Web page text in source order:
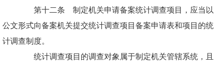
第十二条 制定机关申请备案统计调查项目，应当以
公文形式向备案机关提交统计调查项目备案申请表和项目的统
计调查制度。
统计调查项目的调查对象属于制定机关管辖系统，且